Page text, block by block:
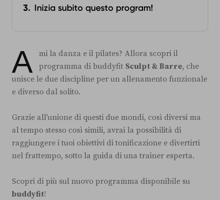
Inizia subito questo program!
A
mi la danza e il pilates? Allora scopri il
programma di buddyfit Sculpt & Barre, che
unisce le due discipline per un allenamento funzionale
e diverso dal solito.
Grazie all'unione di questi due mondi, così diversi ma
al tempo stesso così simili, avrai la possibilità di
raggiungere i tuoi obiettivi di tonificazione e divertirti
nel frattempo, sotto la guida di una trainer esperta.
Scopri di più sul nuovo programma disponibile su
buddyfit!